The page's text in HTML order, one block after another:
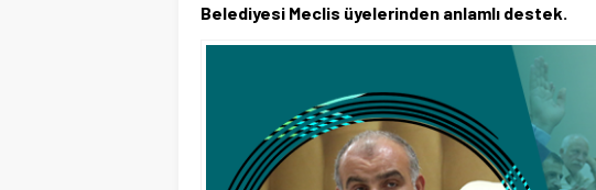
Belediyesi Meclis üyelerinden anlamlı destek.